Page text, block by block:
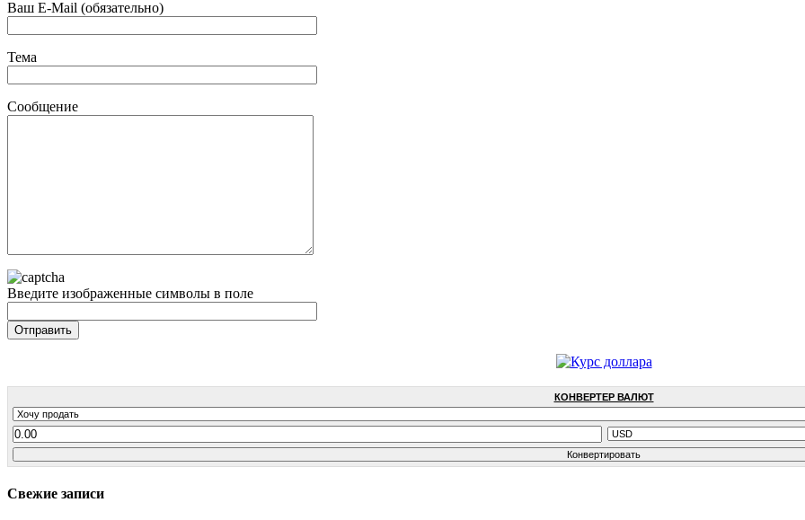
Ваш E-Mail (обязательно)
Тема
Сообщение
Введите изображенные символы в поле
КОНВЕРТЕР ВАЛЮТ
Свежие записи